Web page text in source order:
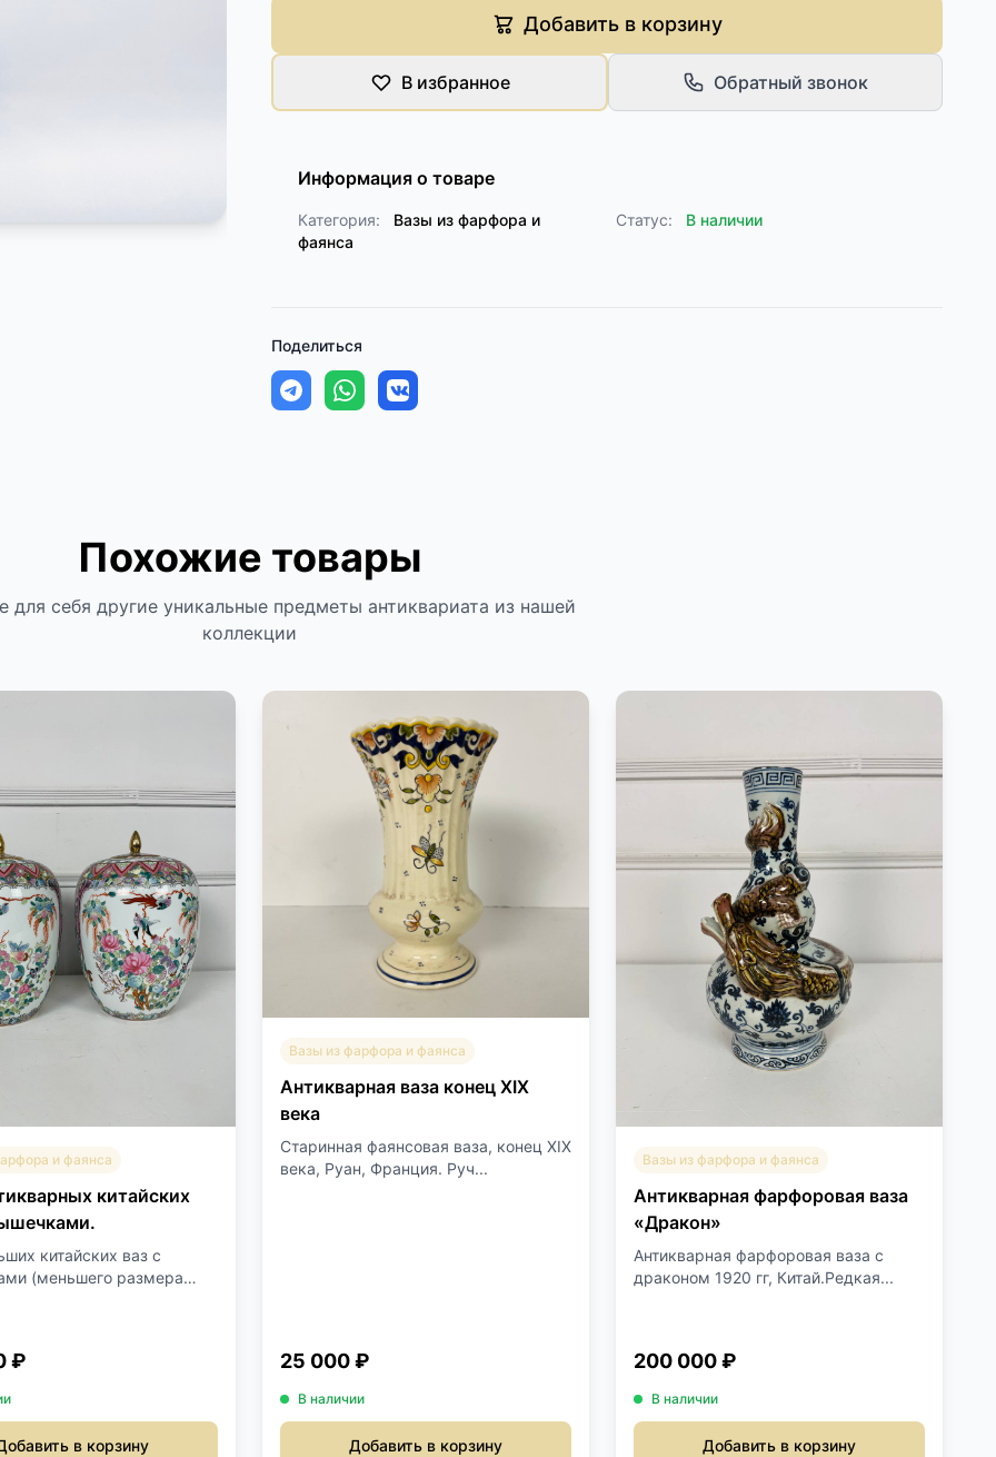
Добавить в корзину
В избранное Обратный звонок
Информация о товаре
Категория:
Вазы из фарфора и
фаянса
Статус: В наличии
Поделиться
Похожие товары
для себя другие уникальные предметы антиквариата из нашей
коллекции
и фаянса
китайских
китайских ваз с
(меньшего размера
₽
в корзину
Вазы из фарфора и фаянса
Антикварная ваза конец ХIХ
века
Старинная фаянсовая ваза, конец ХIХ
века, Руан, Франция. Руч...
25 000 ₽
В наличии
Добавить в корзину
Вазы из фарфора и фаянса
Антикварная фарфоровая ваза
«Дракон»
Антикварная фарфоровая ваза с
драконом 1920 гг, Китай.Редкая...
200 000 ₽
В наличии
Добавить в корзину